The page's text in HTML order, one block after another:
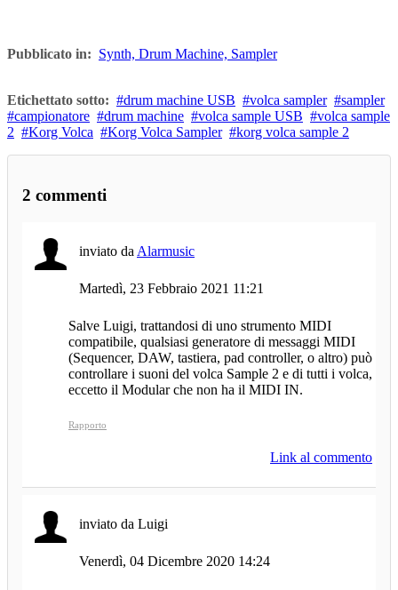
Pubblicato in: Synth, Drum Machine, Sampler
Etichettato sotto: drum machine USB volca sampler
sampler
campionatore
drum machine volca sample USB
volca sample
2
Korg Volca Korg Volca Sampler korg volca sample 2
2 commenti
inviato da Alarmusic
Martedì, 23 Febbraio 2021 11:21
Salve Luigi, trattandosi di uno strumento MIDI
compatibile, qualsiasi generatore di messaggi MIDI
(Sequencer, DAW, tastiera, pad controller, o altro) può
controllare i suoni del volca Sample 2 e di tutti i volca,
eccetto il Modular che non ha il MIDI IN.
Rapporto
Link al commento
inviato da Luigi
Venerdì, 04 Dicembre 2020 14:24